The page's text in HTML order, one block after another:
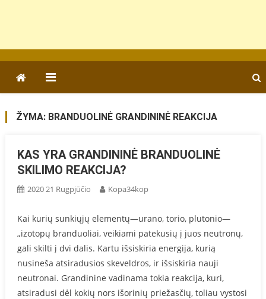
ŽYMA: BRANDUOLINĖ GRANDININĖ REAKCIJA
KAS YRA GRANDININĖ BRANDUOLINĖ
SKILIMO REAKCIJA?
2020 21 Rugpjūčio Kopa34kop
Kai kurių sunkiųjų elementų—urano, torio, plutonio—
„izotopų branduoliai, veikiami patekusių į juos neutronų,
gali skilti į dvi dalis. Kartu išsiskiria energija, kurią
nusineša atsiradusios skeveldros, ir išsiskiria nauji
neutronai. Grandinine vadinama tokia reakcija, kuri,
atsiradusi dėl kokių nors išorinių priežasčių, toliau vystosi